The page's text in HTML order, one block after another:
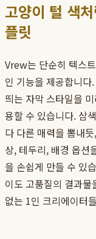
고양이 털 색
플릿
Vrew는 단순히 텍스
인 기능을 제공합니
띄는 자막 스타일을
용할 수 있습니다. 삼
다 다른 매력을 뽐내
상, 테두리, 배경 옵션
을 손쉽게 만들 수 있
이도 고품질의 결과
없는 1인 크리에이터